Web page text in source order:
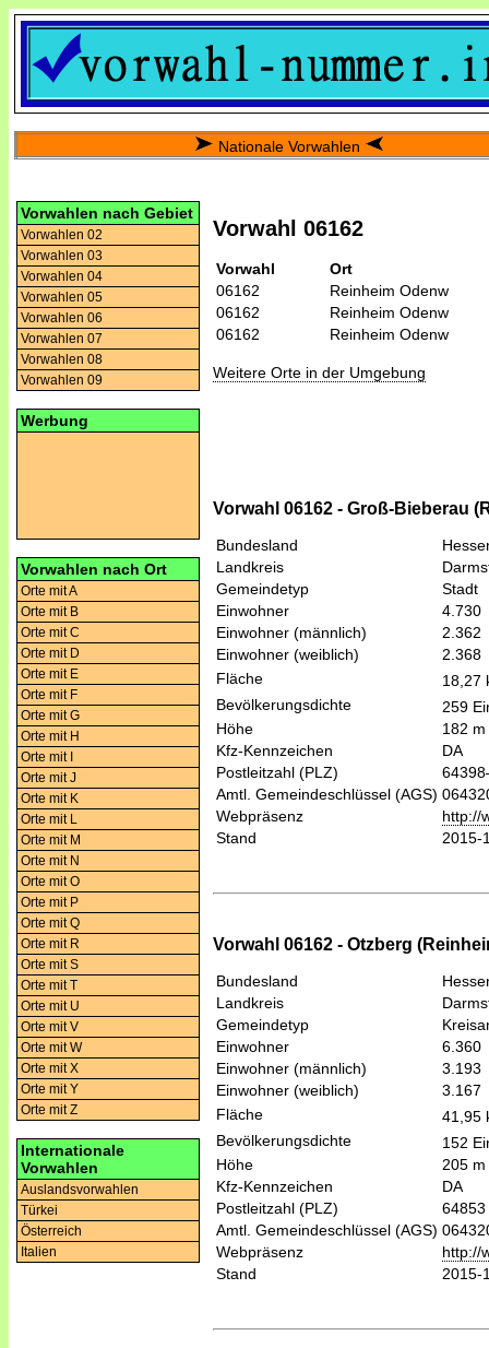
Nationale Vorwahlen
Vorwahlen nach Gebiet
Vorwahlen 02
Vorwahlen 03
Vorwahlen 04
Vorwahlen 05
Vorwahlen 06
Vorwahlen 07
Vorwahlen 08
Vorwahlen 09
Werbung
Vorwahlen nach Ort
Orte mit A
Orte mit B
Orte mit C
Orte mit D
Orte mit E
Orte mit F
Orte mit G
Orte mit H
Orte mit I
Orte mit J
Orte mit K
Orte mit L
Orte mit M
Orte mit N
Orte mit O
Orte mit P
Orte mit Q
Orte mit R
Orte mit S
Orte mit T
Orte mit U
Orte mit V
Orte mit W
Orte mit X
Orte mit Y
Orte mit Z
Internationale
Vorwahlen
Auslandsvorwahlen
Türkei
Österreich
Italien
Vorwahl 06162
Vorwahl
Ort
06162
Reinheim Odenw
06162
Reinheim Odenw
06162
Reinheim Odenw
Weitere Orte in der Umgebung
Vorwahl 06162 - Groß-Bieberau
Bundesland
Landkreis
Gemeindetyp
Stadt
Einwohner
4.730
Einwohner (männlich)
2.362
Einwohner (weiblich)
2.368
Fläche
18,27
Bevölkerungsdichte
259
Höhe
182
Kfz-Kennzeichen
DA
Postleitzahl (PLZ)
Amtl. Gemeindeschlüssel (AGS)
Webpräsenz
http://
Stand
2015-
Vorwahl 06162 - Otzberg
Bundesland
Landkreis
Gemeindetyp
Einwohner
6.360
Einwohner (männlich)
3.193
Einwohner (weiblich)
3.167
Fläche
41,95
Bevölkerungsdichte
152
Höhe
205
Kfz-Kennzeichen
DA
Postleitzahl (PLZ)
64853
Amtl. Gemeindeschlüssel (AGS)
Webpräsenz
http://
Stand
2015-